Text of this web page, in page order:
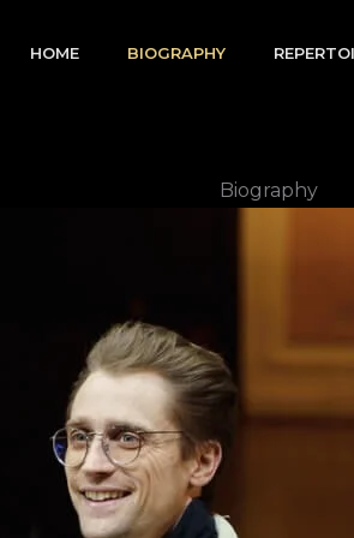
HOME BIOGRAPHY
Biography